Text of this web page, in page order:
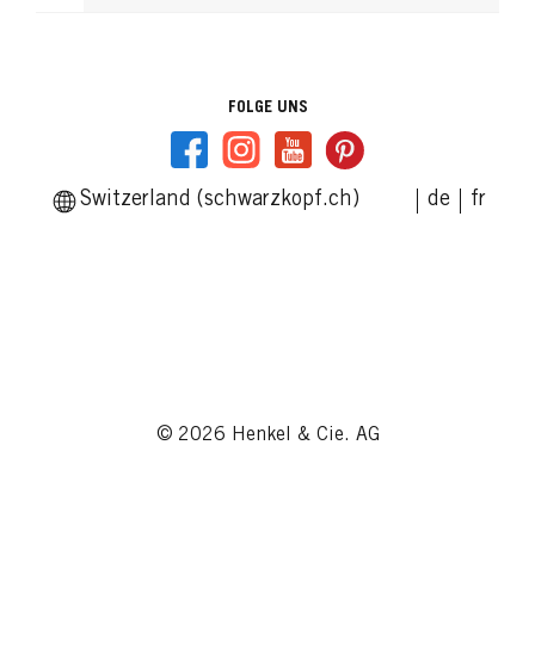
FOLGE UNS
Switzerland (schwarzkopf.ch) de fr
© 2026 Henkel & Cie. AG